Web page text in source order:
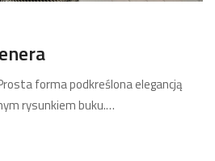
forma podkreślona elegancją
rysunkiem buku.…